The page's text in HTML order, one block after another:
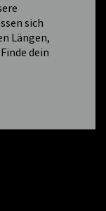
sich
Längen,
dein